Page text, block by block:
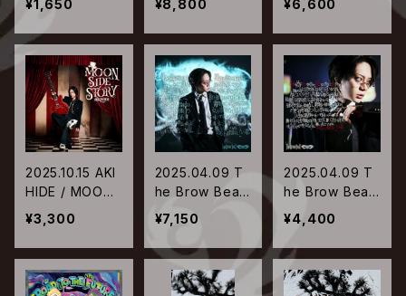
¥1,650
【初回限定盤A】
¥8,800
【初回限定盤B】
¥6,600
2025.10.15 AKI
HIDE / MOON
SIDE STORY
【通常盤】
¥3,300
2025.04.09 T
he Brow Beat
/ 略称「生き死
に、死に生き」
【初回限定盤】
¥7,150
2025.04.09 T
he Brow Beat
/ 略称「生き死
に、死に生き」
【通常盤】
¥4,400